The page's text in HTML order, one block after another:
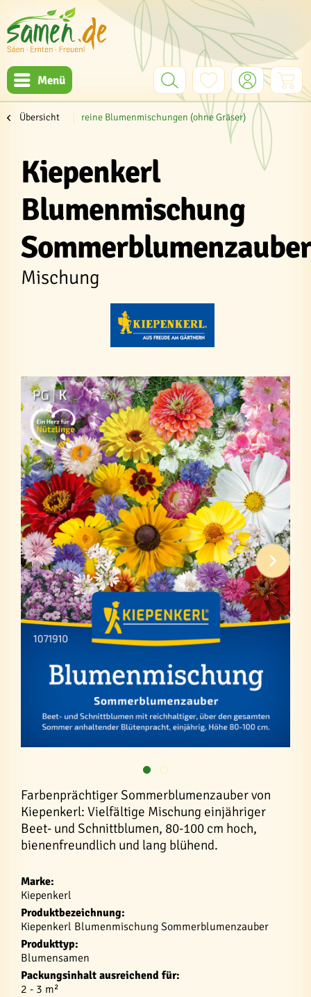
Menü
Übersicht reine Blumenmischungen (ohne Gräser)
Kiepenkerl
Blumenmischung
Sommerblumenzauber
Mischung
Farbenprächtiger Sommerblumenzauber von
Kiepenkerl: Vielfältige Mischung einjähriger
Beet- und Schnittblumen, 80-100 cm hoch,
bienenfreundlich und lang blühend.
Marke:
Kiepenkerl
Produktbezeichnung:
Kiepenkerl Blumenmischung Sommerblumenzauber
Produkttyp:
Blumensamen
Packungsinhalt ausreichend für:
2 - 3 m²